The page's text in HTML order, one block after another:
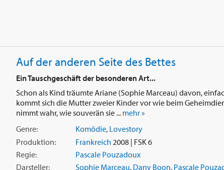
Auf der anderen Seite des Bettes
Ein Tauschgeschäft der besonderen Art...
Schon als Kind träumte Ariane (Sophie Marceau) davon,
kommt sich die Mutter zweier Kinder vor wie beim
nimmt wahr, wie souverän sie ... mehr »
Genre:
Komödie, Lovestory
Produktion:
Frankreich 2008 | FSK 6
Regie:
Pascale Pouzadoux
Darsteller:
Sophie Marceau, Dany Boon, Pascale